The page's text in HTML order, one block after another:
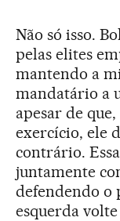
Não só isso.
pelas elites
mantendo a
mandatário a
apesar de
exercício, ele
contrário.
juntamente
defendendo o
esquerda